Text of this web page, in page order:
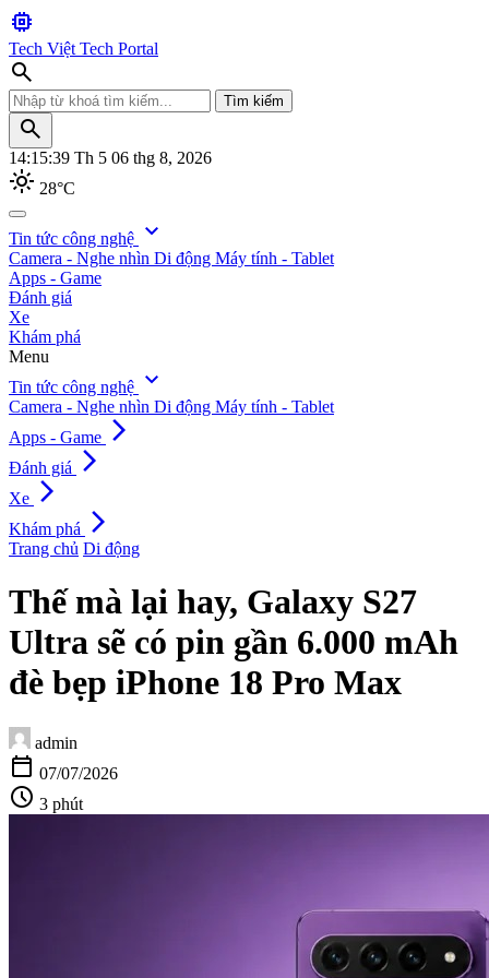
memory
Tech Việt Tech Portal
search
Tìm kiếm
search
14:15:41 Th 5 06 thg 8, 2026
light_mode 28°C
search
Tìm kiếm
Tin tức công nghệ expand_more
Camera - Nghe nhìn Di động Máy tính - Tablet
Apps - Game
Đánh giá
Xe
Khám phá
Menu
Tin tức công nghệ expand_more
Camera - Nghe nhìn Di động Máy tính - Tablet
Apps - Game arrow_forward_ios
Đánh giá arrow_forward_ios
Xe arrow_forward_ios
Khám phá arrow_forward_ios
Trang chủ Di động
Thế mà lại hay, Galaxy S27
Ultra sẽ có pin gần 6.000 mAh
đè bẹp iPhone 18 Pro Max
admin
calendar_today 07/07/2026
schedule 3 phút